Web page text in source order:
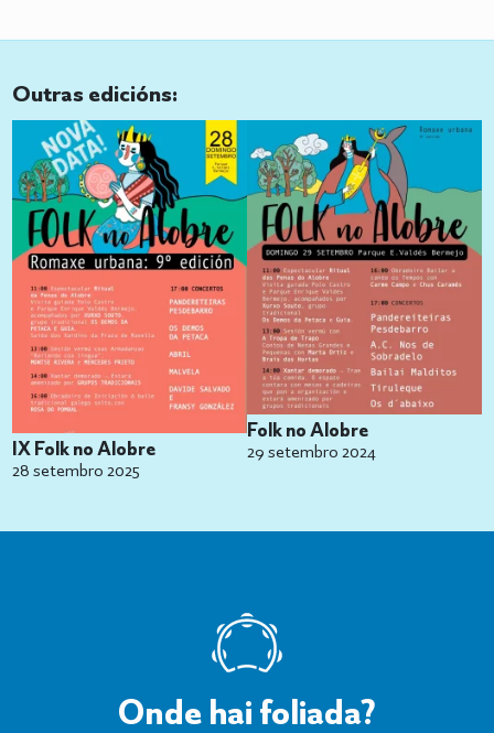
Outras edicións:
IX Folk no Alobre
28 setembro 2025
Folk no Alobre
29 setembro 2024
Onde hai foliada?